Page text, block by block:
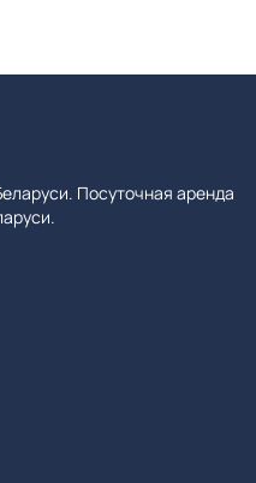
Посуточная аренда